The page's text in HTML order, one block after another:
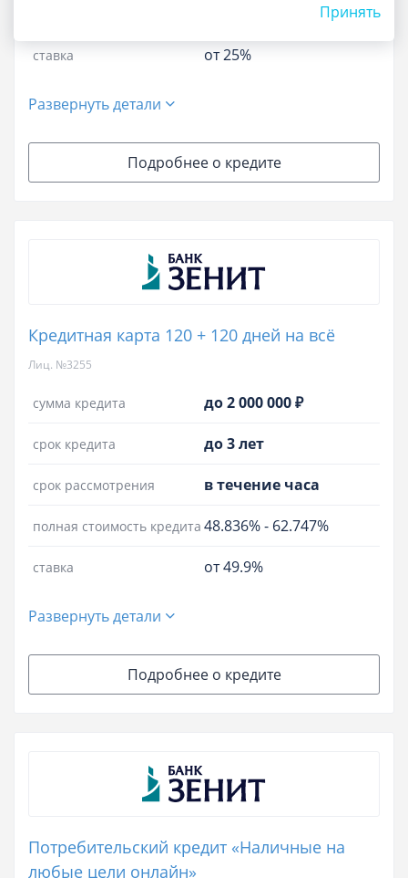
32.614%
ставка от 25%
Развернуть детали
Подробнее о кредите
Кредитная карта 120 + 120 дней на всё
Лиц. №3255
сумма кредита до 2 000 000 ₽
срок кредита до 3 лет
срок рассмотрения в течение часа
полная стоимость кредита 48.836%- 62.747%
ставка от 49.9%
Развернуть детали
Подробнее о кредите
Потребительский кредит «Наличные на
любые цели онлайн»
Принять